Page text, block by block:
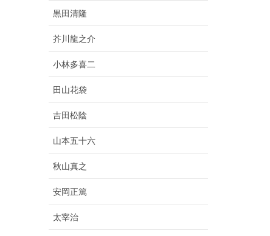
黒田清隆
芥川龍之介
小林多喜二
田山花袋
吉田松陰
山本五十六
秋山真之
安岡正篤
太宰治